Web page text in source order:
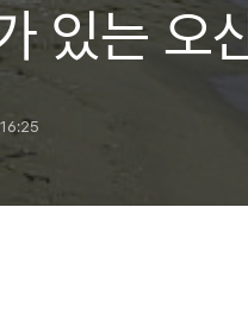
있는 오